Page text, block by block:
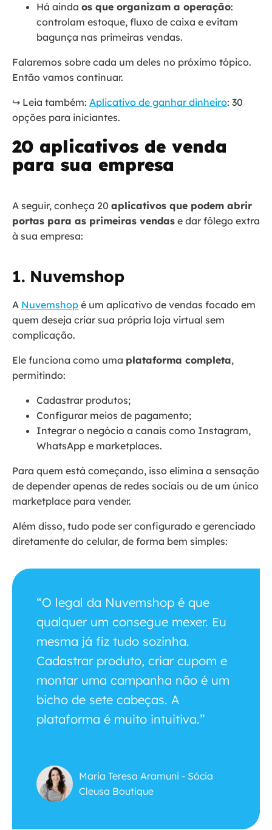
Há ainda os que organizam a operação:
controlam estoque, fluxo de caixa e evitam
bagunça nas primeiras vendas.
Falaremos sobre cada um deles no próximo tópico.
Então vamos continuar.
↪️ Leia também: Aplicativo de ganhar dinheiro: 30
opções para iniciantes.
20 aplicativos de venda
para sua empresa
A seguir, conheça 20 aplicativos que podem abrir
portas para as primeiras vendas e dar fôlego extra
à sua empresa:
1. Nuvemshop
A Nuvemshop é um aplicativo de vendas focado em
quem deseja criar sua própria loja virtual sem
complicação.
Ele funciona como uma plataforma completa,
permitindo:
Cadastrar produtos;
Configurar meios de pagamento;
Integrar o negócio a canais como Instagram,
WhatsApp e marketplaces.
Para quem está começando, isso elimina a sensação
de depender apenas de redes sociais ou de um único
marketplace para vender.
Além disso, tudo pode ser configurado e gerenciado
diretamente do celular, de forma bem simples:
“O legal da Nuvemshop é que
qualquer um consegue mexer. Eu
mesma já fiz tudo sozinha.
Cadastrar produto, criar cupom e
montar uma campanha não é um
bicho de sete cabeças. A
plataforma é muito intuitiva.”
Maria Teresa Aramuni - Sócia
Cleusa Boutique